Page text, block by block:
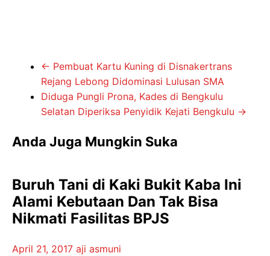
← Pembuat Kartu Kuning di Disnakertrans
Rejang Lebong Didominasi Lulusan SMA
Diduga Pungli Prona, Kades di Bengkulu
Selatan Diperiksa Penyidik Kejati Bengkulu →
Anda Juga Mungkin Suka
Buruh Tani di Kaki Bukit Kaba Ini
Alami Kebutaan Dan Tak Bisa
Nikmati Fasilitas BPJS
April 21, 2017 aji asmuni